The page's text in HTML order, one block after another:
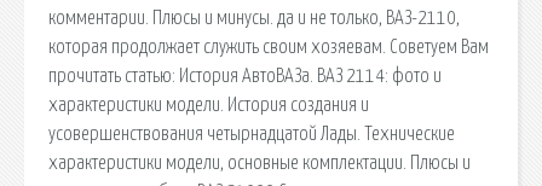
комментарии. Плюсы и минусы. да и не только, ВАЗ-2110,
которая продолжает служить своим хозяевам. Советуем Вам
прочитать статью: История АвтоВАЗа. ВАЗ 2114: фото и
характеристики модели. История создания и
усовершенствования четырнадцатой Лады. Технические
характеристики модели, основные комплектации. Плюсы и